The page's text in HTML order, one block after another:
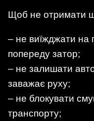
Щоб не отримати
– не виїжджати на
попереду затор;
– не залишати
заважає руху;
– не блокувати
транспорту;